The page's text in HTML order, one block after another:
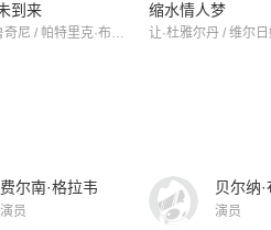
到来
法布莱斯·鲁奇尼 / 帕特里克·布鲁尔 / 季奈布·特里基
缩水情人梦
费尔南·格拉韦
演员
贝尔纳
演员